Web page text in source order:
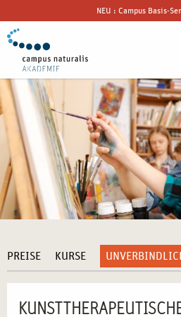
NEU : Campus Basis-
PREISE KURSE